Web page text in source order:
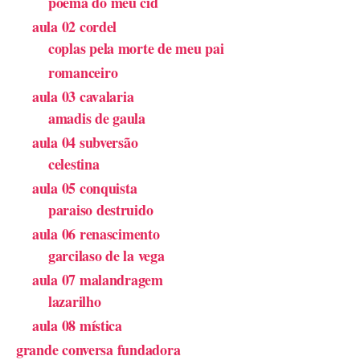
aula 02 cordel
coplas pela morte de meu pai
romanceiro
aula 03 cavalaria
amadis de gaula
aula 04 subversão
celestina
aula 05 conquista
paraiso destruido
aula 06 renascimento
garcilaso de la vega
aula 07 malandragem
lazarilho
aula 08 mística
grande conversa fundadora